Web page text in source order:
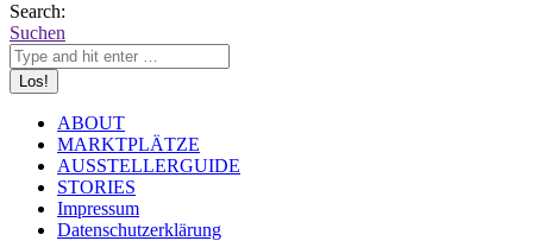
Search:
Suchen
ABOUT
MARKTPLÄTZE
AUSSTELLERGUIDE
STORIES
Impressum
Datenschutzerklärung